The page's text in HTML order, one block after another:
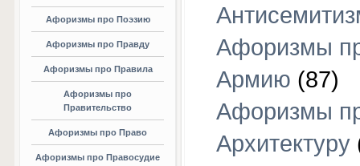
Афоризмы про Поэзию
Афоризмы про Правду
Афоризмы про Правила
Афоризмы про
Правительство
Афоризмы про Право
Афоризмы про Правосудие
Афоризмы
Армию (87)
Афоризмы
Архитектуру